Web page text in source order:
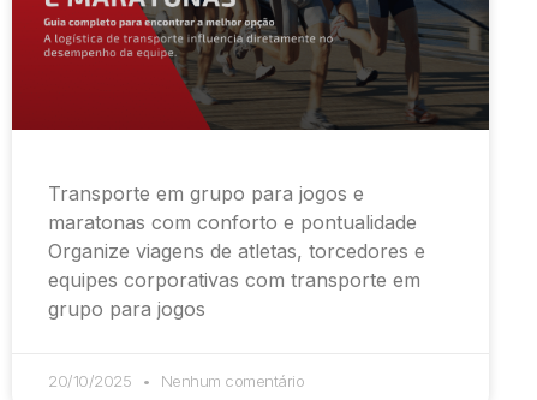
Transporte em grupo para jogos e
maratonas com conforto e pontualidade
Organize viagens de atletas, torcedores e
equipes corporativas com transporte em
grupo para jogos
20/10/2025 Nenhum comentário